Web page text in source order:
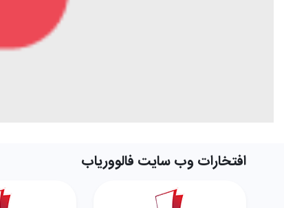
افتخارات وب سایت فالووریاب